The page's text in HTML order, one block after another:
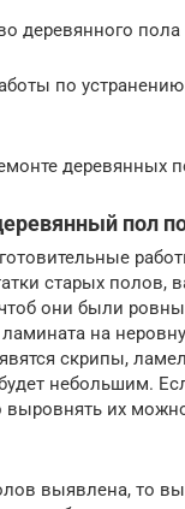
деревянного пола
по
деревянных
пол
старых полов,
они были
на
скрипы,
небольшим.
выровнять их
выявлена, то